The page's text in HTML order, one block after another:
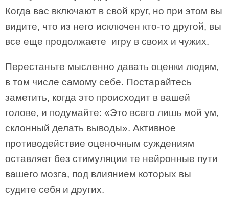
Когда вас включают в свой круг, но при этом вы
видите, что из него исключен кто-то другой, вы
все еще продолжаете игру в своих и чужих.
Перестаньте мысленно давать оценки людям,
в том числе самому себе. Постарайтесь
заметить, когда это происходит в вашей
голове, и подумайте: «Это всего лишь мой ум,
склонный делать выводы». Активное
противодействие оценочным суждениям
оставляет без стимуляции те нейронные пути
вашего мозга, под влиянием которых вы
судите себя и других.